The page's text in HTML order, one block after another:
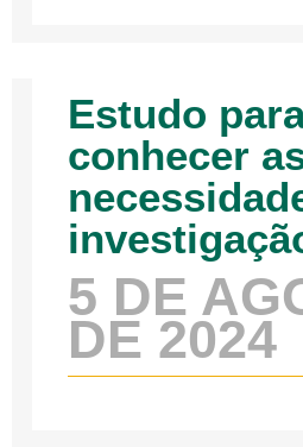
Estudo
conhecer
5 DE
DE 2024